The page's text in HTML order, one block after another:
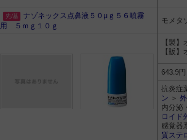
ナゾネックス点鼻液５０μｇ５６噴霧
用 ５ｍｇ１０ｇ
モメタ
【製
【販
643.9円
抗炎症
ン ＞
内分泌
ロイド
感覚器
質ステ